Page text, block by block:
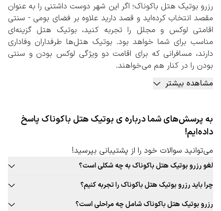
رزرو بوتیک هتل باکوناک؛ اگر این شهر دوست داشتنی را به عنوان
مقصد انتخاب کرده‌اید و قصد دارید علاوه بر فضای بومی - سنتی
اقامتی لوکس و مجلل را تجربه کنید، بوتیک هتل گزینه‌ای
مناسب برای شما خواهد بود. بوتیک هتل‌ها طرفداران وفاداری
دارند، مسافرانی که برای اقامت دو ویژگی لوکس بودن و سنتی
بودن را در کنار هم می‌خواهند.
با رزرو بوتیک هتل باکوناک، می توانید از امکاناتی مانند استفاده
از رستوران‌های مجلل با غذاهای سنتی این شهر، اتاق‌هایی لوکس
خوراکی سنتی و… بهره‌مند شوید. اقامت در بوتیک هتل‌ها
تجربه‌ای نو و جذاب خواهد بود، تجربه‌ای که اقامت در هتل‌های
لوکس را با فضایی سنتی ارائه می‌دهد.
رزرو بوتیک هتل باکوناک به صورت آنلاین
با توجه به بافت سنتی این شهر پیشنهاد می‌کنیم، حتما در سایت
سفربازی به بررسی و انجام رزرو بوتیک هتل باکوناک بپردازید.
کارشناسان تامین بوتیک هتل سفربازی، بهترین بوتیک هتل‌های
بعد از گذراندن بررسی‌های متعددی به تایید کارشناسان ما
مشاهده بیشتر
به پرسش‌های شما درباره ی بوتیک هتل باکوناک پاسخ
داده‌ایم!
می‌توانید سوالات خود را از پشتیبانی بپرسید!
لغو رزرو بوتیک هتل باکوناک به چه شکلی است؟
قوانین لغو رزرو بوتیک هتل این شهر به صورت ثابت برای تمامی بوتیک هتل
قابل ارائه نیست. حتما در زمان رزرو بوتیک هتل مورد نظر خود به قوانین
لغو توجه کنید.
چرا باید رزرو بوتیک هتل باکوناک را تجربه کنیم؟
بافت سنتی و جذاب این شهر، غذاهای محلی و بومی جذاب، فرهنگ غنی،
رزرو بوتیک هتل باکوناک شامل چه مراحلی است؟